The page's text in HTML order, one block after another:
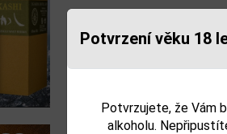
Potvrzení věku 18
Potvrzujete, že Vám
alkoholu.